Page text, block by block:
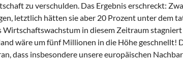
zu verschulden. Das Ergebnis erschreckt:
letztlich hätten sie aber 20 Prozent unter dem
Wirtschaftswachstum in diesem Zeitraum
wäre um fünf Millionen in die Höhe geschnellt!
dass insbesondere unsere europäischen